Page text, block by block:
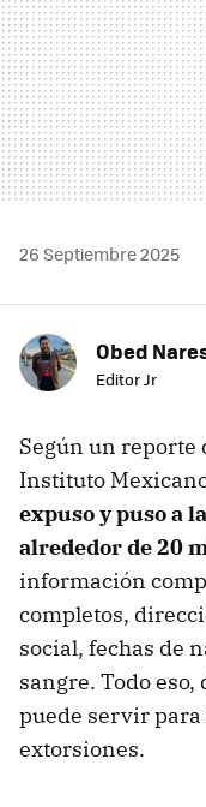
26 Septiembre 2025
Obed
Editor Jr
Según un reporte
Instituto
expuso y puso a
alrededor de 20
información
completos,
social, fechas de
sangre. Todo
puede servir
extorsiones.